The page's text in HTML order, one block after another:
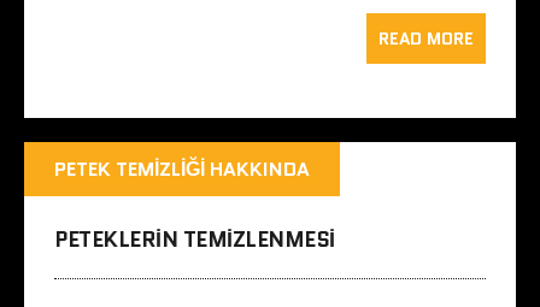
READ MORE
PETEK TEMIZLIĞI HAKKINDA
PETEKLERIN TEMIZLENMESI